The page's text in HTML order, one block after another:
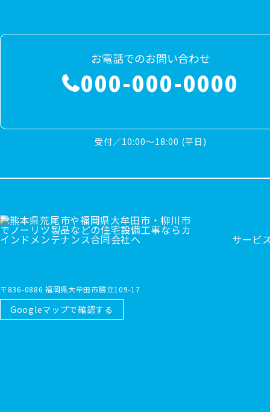
お電話でのお問い合わせ
000-000-0000
受付／10:00～18:00 (平日)
サービ
〒836-0886 福岡県大牟田市勝立109-17
Googleマップで確認する